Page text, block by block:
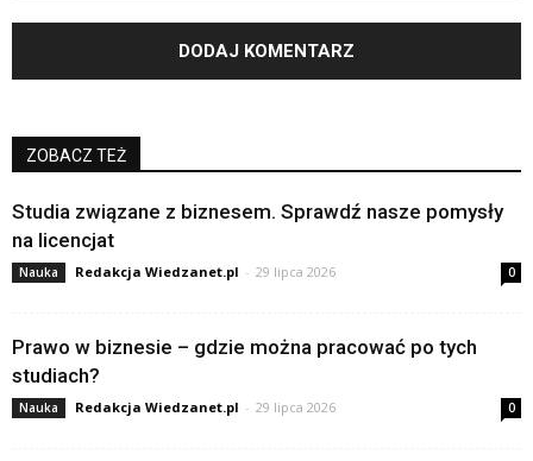
ZOBACZ TEŻ
Studia związane z biznesem. Sprawdź nasze pomysły
na licencjat
Nauka Redakcja Wiedzanet.pl - 29 lipca 2026 0
Prawo w biznesie – gdzie można pracować po tych
studiach?
Nauka Redakcja Wiedzanet.pl - 29 lipca 2026 0